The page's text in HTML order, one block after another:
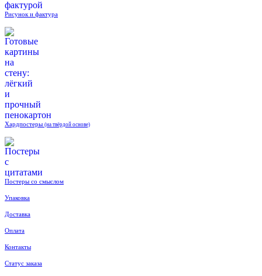
Рисунок и фактура
Хардпостеры (на твёрдой основе)
Постеры со смыслом
Упаковка
Доставка
Оплата
Контакты
Статус заказа